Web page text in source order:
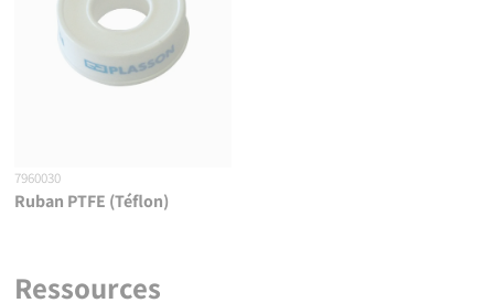
7960030
Ruban PTFE (Téflon)
Ressources